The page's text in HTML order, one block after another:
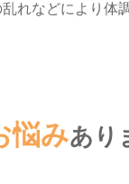
れなどにより体
悩みあり